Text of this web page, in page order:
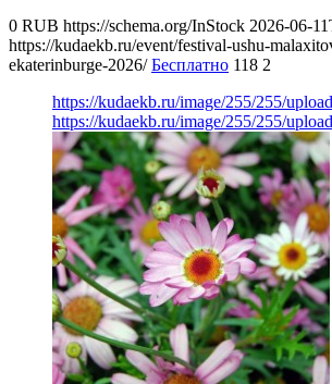
0 RUB https://schema.org/InStock 2026-06-
https://kudaekb.ru/event/festival-ushu-
ekaterinburge-2026/ Бесплатно 118 2
https://kudaekb.ru/image/255/255/
https://kudaekb.ru/image/255/255/